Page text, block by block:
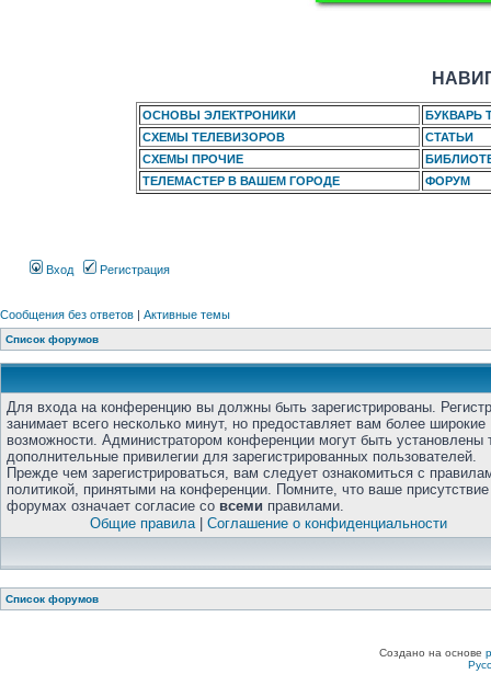
ОСНОВЫ ЭЛЕКТРОНИКИ
БУКВАРЬ
СХЕМЫ ТЕЛЕВИЗОРОВ
СТАТЬИ
СХЕМЫ ПРОЧИЕ
ТЕЛЕМАСТЕР В ВАШЕМ ГОРОДЕ
ФОРУМ
Вход Регистрация
Сообщения без ответов | Активные темы
Список форумов
Для входа на конференцию вы должны быть зарегистрированы.
занимает всего несколько минут, но предоставляет вам более широкие
возможности. Администратором конференции могут быть установлены
дополнительные привилегии для зарегистрированных пользователей.
Прежде чем зарегистрироваться, вам следует ознакомиться с
политикой, принятыми на конференции. Помните, что ваше
форумах означает согласие со всеми правилами.
Общие правила| Соглашение о конфиденциальности
Список форумов
Создано на основе